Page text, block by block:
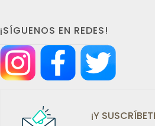
¡SÍGUENOS EN REDES!
¡Y